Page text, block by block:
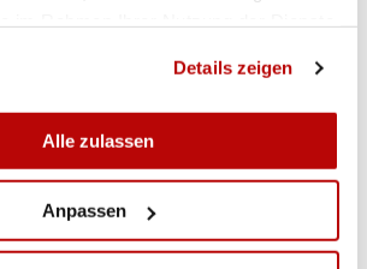
Details zeigen
Alle zulassen
Anpassen
UND IMPRESSIONEN